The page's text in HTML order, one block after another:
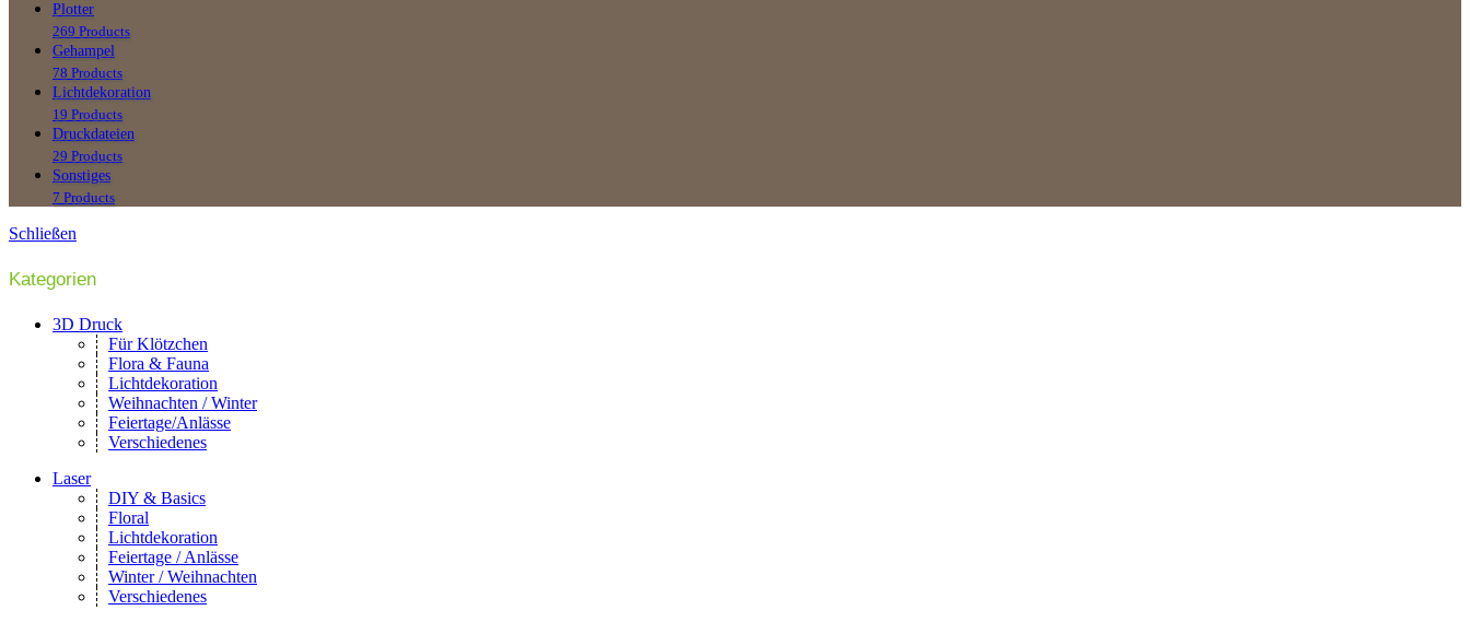
Plotter
269 Products
Gehampel
78 Products
Lichtdekoration
19 Products
Druckdateien
29 Products
Sonstiges
7 Products
Schließen
Kategorien
3D Druck
Für Klötzchen
Flora & Fauna
Lichtdekoration
Weihnachten / Winter
Feiertage/Anlässe
Verschiedenes
Laser
DIY & Basics
Floral
Lichtdekoration
Feiertage / Anlässe
Winter / Weihnachten
Verschiedenes